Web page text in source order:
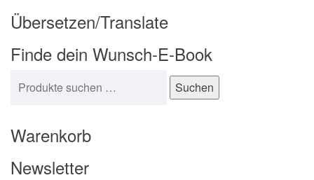
Übersetzen/Translate
Finde dein Wunsch-E-Book
Suchen
Warenkorb
Newsletter